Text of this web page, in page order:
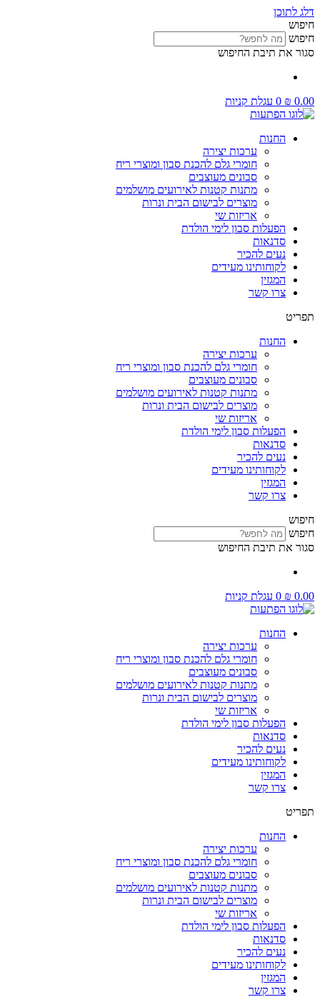
דלג לתוכן
חיפוש
חיפוש
סגור את תיבת החיפוש
₪ 0.00
0 עגלת קניות
החנות
ערכות יצירה
חומרי גלם להכנת סבון ומוצרי ריח
סבונים מעוצבים
מתנות קטנות לאירועים מושלמים
מוצרים לבישום הבית ונרות
אריזות שי
הפעלות סבון לימי הולדת
סדנאות
נעים להכיר
לקוחותינו מעידים
המגזין
צרו קשר
תפריט
החנות
ערכות יצירה
חומרי גלם להכנת סבון ומוצרי ריח
סבונים מעוצבים
מתנות קטנות לאירועים מושלמים
מוצרים לבישום הבית ונרות
אריזות שי
הפעלות סבון לימי הולדת
סדנאות
נעים להכיר
לקוחותינו מעידים
המגזין
צרו קשר
חיפוש
חיפוש
סגור את תיבת החיפוש
₪ 0.00
0 עגלת קניות
החנות
ערכות יצירה
חומרי גלם להכנת סבון ומוצרי ריח
סבונים מעוצבים
מתנות קטנות לאירועים מושלמים
מוצרים לבישום הבית ונרות
אריזות שי
הפעלות סבון לימי הולדת
סדנאות
נעים להכיר
לקוחותינו מעידים
המגזין
צרו קשר
תפריט
החנות
ערכות יצירה
חומרי גלם להכנת סבון ומוצרי ריח
סבונים מעוצבים
מתנות קטנות לאירועים מושלמים
מוצרים לבישום הבית ונרות
אריזות שי
הפעלות סבון לימי הולדת
סדנאות
נעים להכיר
לקוחותינו מעידים
המגזין
צרו קשר